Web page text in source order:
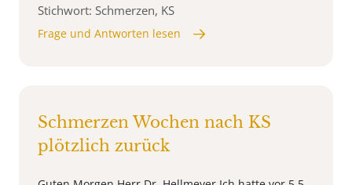
Stichwort: Schmerzen, KS
Frage und Antworten lesen
Schmerzen Wochen nach KS
plötzlich zurück